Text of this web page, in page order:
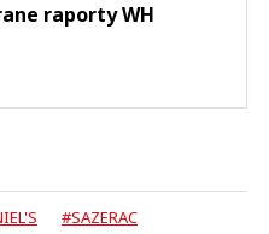
raporty WH
#SAZERAC